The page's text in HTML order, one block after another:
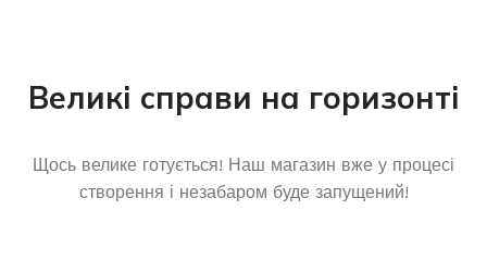
Великі справи на горизонті
Щось велике готується! Наш магазин вже у процесі
створення і незабаром буде запущений!